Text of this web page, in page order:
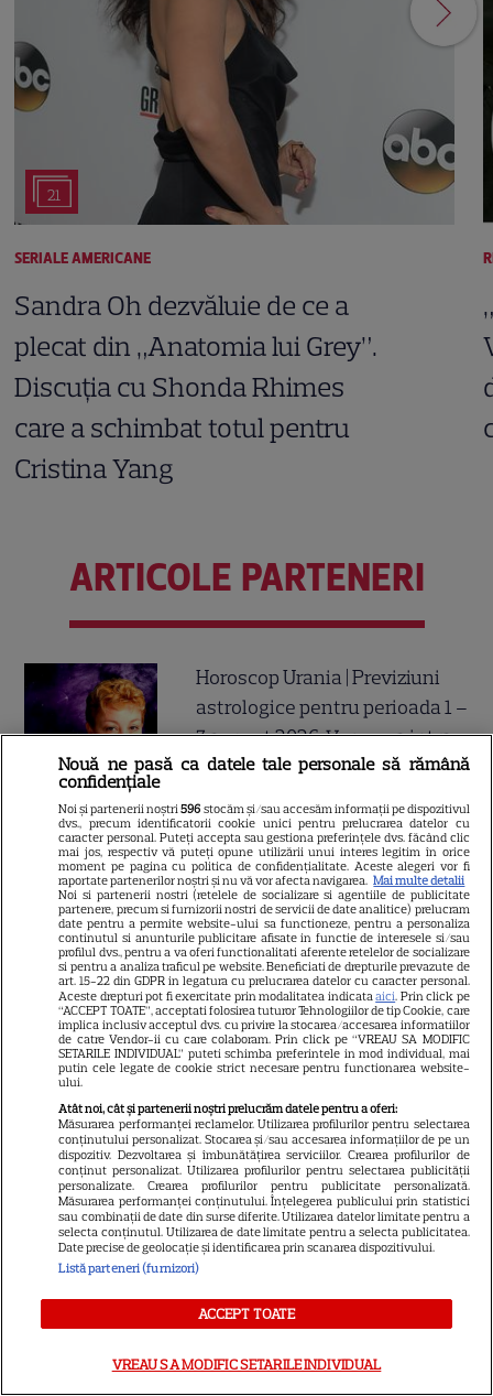
21
SERIALE AMERICANE
Sandra Oh dezvăluie de ce a
plecat din „Anatomia lui Grey”.
Discuția cu Shonda Rhimes
care a schimbat totul pentru
Cristina Yang
ARTICOLE PARTENERI
Horoscop Urania | Previziuni
astrologice pentru perioada 1 –
7 august 2026. Venus va intra
în zodia Balanței
Ulei de perilla – ce este și ce
beneficii are
Postul Sfintei Mării – Postul
Adormirii Maicii Domnului. Ce
se mănâncă în post
Ce vase de gătit îți trebuie
dacă te muți singur – ustensile
pe care trebuie să le ai în
bucătărie
Nouă ne pasă ca datele tale personale să rămână
confidențiale
Noi și partenerii noștri596 stocăm și/sau accesăm informații pe dispozitivul
dvs., precum identificatorii cookie unici pentru prelucrarea datelor cu
caracter personal. Puteți accepta sau gestiona preferințele dvs. făcând clic
mai jos, respectiv vă puteți opune utilizării unui interes legitim în orice
moment pe pagina cu politica de confidențialitate. Aceste alegeri vor fi
raportate partenerilor noștri și nu vă vor afecta navigarea. Mai multe detalii
Noi si partenerii nostri (retelele de socializare si agentiile de publicitate
partenere, precum si furnizorii nostri de servicii de date analitice) prelucram
date pentru a permite website-ului sa functioneze, pentru a personaliza
continutul si anunturile publicitare afisate in functie de interesele si/sau
profilul dvs., pentru a va oferi functionalitati aferente retelelor de socializare
si pentru a analiza traficul pe website. Beneficiati de drepturile prevazute de
art. 15-22 din GDPR in legatura cu prelucrarea datelor cu caracter personal.
Aceste drepturi pot fi exercitate prin modalitatea indicataaici. Prin click pe
“ACCEPT TOATE”, acceptati folosirea tuturor Tehnologiilor de tip Cookie, care
implica inclusiv acceptul dvs. cu privire la stocarea/accesarea informatiilor
de catre Vendor-ii cu care colaboram. Prin click pe “VREAU SA MODIFIC
SETARILE INDIVIDUAL” puteti schimba preferintele in mod individual, mai
putin cele legate de cookie strict necesare pentru functionarea website-
ului.
Atât noi, cât și partenerii noștri prelucrăm datele pentru a oferi:
Măsurarea performanței reclamelor. Utilizarea profilurilor pentru selectarea
conținutului personalizat. Stocarea și/sau accesarea informațiilor de pe un
dispozitiv. Dezvoltarea și îmbunătățirea serviciilor. Crearea profilurilor de
conținut personalizat. Utilizarea profilurilor pentru selectarea publicității
personalizate. Crearea profilurilor pentru publicitate personalizată.
Măsurarea performanței conținutului. Înțelegerea publicului prin statistici
sau combinații de date din surse diferite. Utilizarea datelor limitate pentru a
selecta conținutul. Utilizarea de date limitate pentru a selecta publicitatea.
Date precise de geolocație și identificarea prin scanarea dispozitivului.
Listă parteneri (furnizori)
ACCEPT TOATE
VREAU SA MODIFIC SETARILE INDIVIDUAL